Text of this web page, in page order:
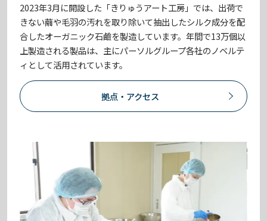
2023年3月に開設した「きりゅうアート工房」では、出荷で
きない繭や毛羽の汚れを取り除いて抽出したシルク成分を配
合したオーガニック石鹼を製造しています。年間で13万個以
上製造される製品は、主にパーソルグループ各社のノベルテ
ィとして活用されています。
拠点・アクセス